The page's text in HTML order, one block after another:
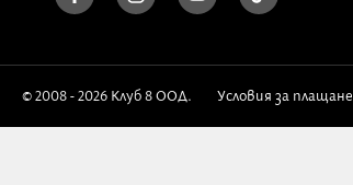
© 2008 - 2026 Клуб 8 ООД. Условия за плащане